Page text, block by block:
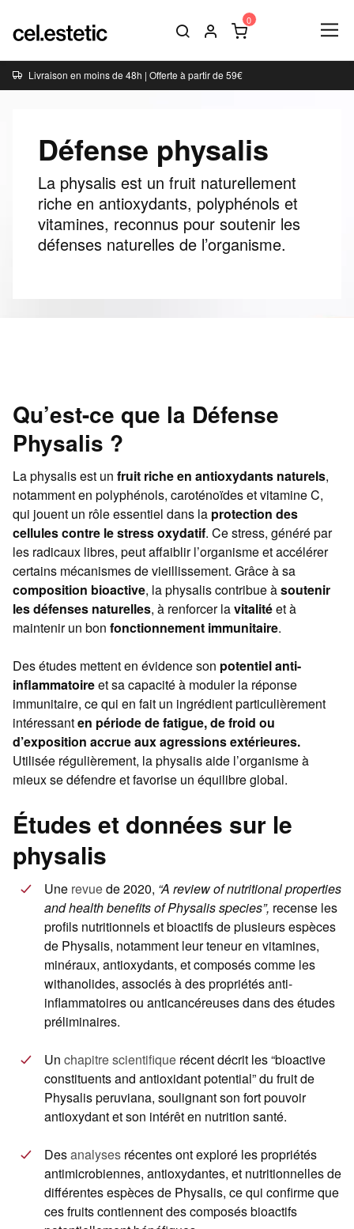
Livraison en moins de 48h | Offerte à partir de 59€
Défense physalis
La physalis est un fruit naturellement
riche en antioxydants, polyphénols et
vitamines, reconnus pour soutenir les
défenses naturelles de l’organisme.
Qu’est-ce que la Défense
Physalis ?
La physalis est un fruit riche en antioxydants naturels,
notamment en polyphénols, caroténoïdes et vitamine C,
qui jouent un rôle essentiel dans la protection des
cellules contre le stress oxydatif. Ce stress, généré par
les radicaux libres, peut affaiblir l’organisme et accélérer
certains mécanismes de vieillissement. Grâce à sa
composition bioactive, la physalis contribue àsoutenir
les défenses naturelles, à renforcer lavitalitéet à
maintenir un bon fonctionnement immunitaire.
Des études mettent en évidence son potentiel anti-
inflammatoireet sa capacité à moduler la réponse
immunitaire, ce qui en fait un ingrédient particulièrement
intéressanten période de fatigue, de froid ou
d’exposition accrue aux agressions extérieures.
Utilisée régulièrement, la physalis aide l’organisme à
mieux se défendre et favorise un équilibre global.
Études et données sur le
physalis
Une revuede 2020, “A review of nutritional properties
and health benefits of Physalis species”, recense les
profils nutritionnels et bioactifs de plusieurs espèces
de Physalis, notamment leur teneur en vitamines,
minéraux, antioxydants, et composés comme les
withanolides, associés à des propriétés anti-
inflammatoires ou anticancéreuses dans des études
préliminaires.
Un chapitre scientifique récent décrit les “bioactive
constituents and antioxidant potential” du fruit de
Physalis peruviana, soulignant son fort pouvoir
antioxydant et son intérêt en nutrition santé.
Desanalyses récentes ont exploré les propriétés
antimicrobiennes, antioxydantes, et nutritionnelles de
différentes espèces de Physalis, ce qui confirme que
ces fruits contiennent des composés bioactifs